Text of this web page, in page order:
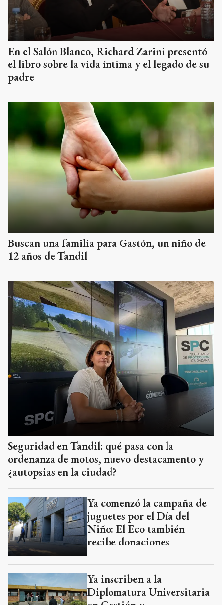
En el Salón Blanco, Richard Zarini presentó
el libro sobre la vida íntima y el legado de su
padre
Buscan una familia para Gastón, un niño de
12 años de Tandil
Seguridad en Tandil: qué pasa con la
ordenanza de motos, nuevo destacamento y
¿autopsias en la ciudad?
Ya comenzó la campaña de
juguetes por el Día del
Niño: El Eco también
recibe donaciones
Ya inscriben a la
Diplomatura Universitaria